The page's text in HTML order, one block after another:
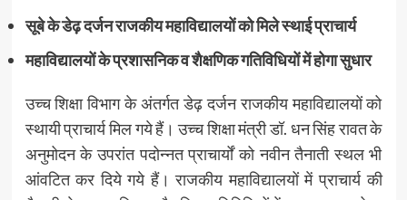
सूबे के डेढ़ दर्जन राजकीय महाविद्यालयों को मिले स्थाई प्राचार्य
महाविद्यालयों के प्रशासनिक व शैक्षणिक गतिविधियों में होगा सुधार
उच्च शिक्षा विभाग के अंतर्गत डेढ़ दर्जन राजकीय महाविद्यालयों को
स्थायी प्राचार्य मिल गये हैं। उच्च शिक्षा मंत्री डॉ. धन सिंह रावत के
अनुमोदन के उपरांत पदोन्नत प्राचार्यों को नवीन तैनाती स्थल भी
आंवटित कर दिये गये हैं। राजकीय महाविद्यालयों में प्राचार्य की